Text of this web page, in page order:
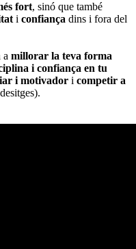
fort, sinó que també
i confiança dins i fora del
a millorar la teva forma
i confiança en tu
i motivador i competir a